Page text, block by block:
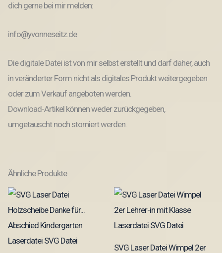
dich gerne bei mir melden:
info@yvonneseitz.de
Die digitale Datei ist von mir selbst erstellt und darf daher, auch
in veränderter Form nicht als digitales Produkt weitergegeben
oder zum Verkauf angeboten werden.
Download-Artikel können weder zurückgegeben,
umgetauscht noch storniert werden.
Ähnliche Produkte
SVG Laser Datei Wimpel 2er